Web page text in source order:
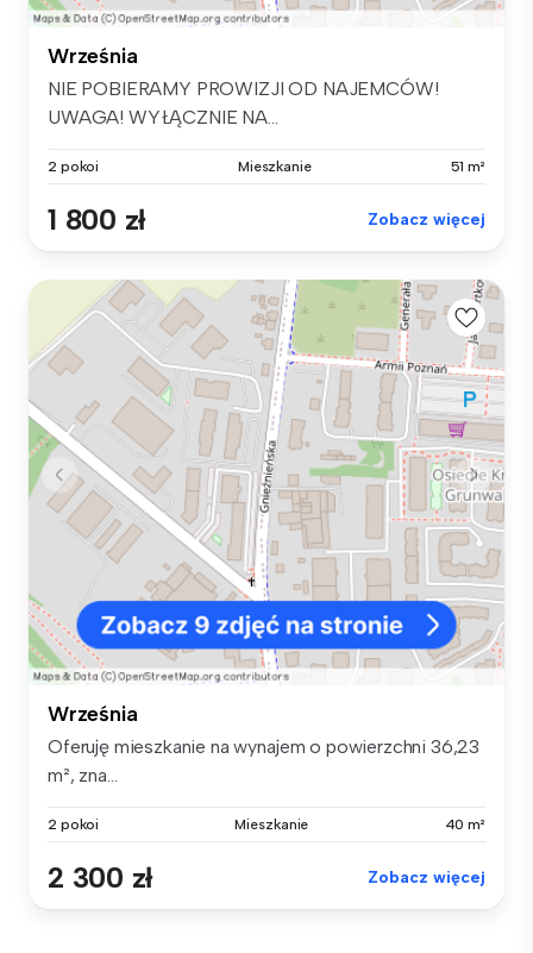
Września
NIE POBIERAMY PROWIZJI OD NAJEMCÓW!
UWAGA! WYŁĄCZNIE NA...
2 pokoi Mieszkanie 51 m²
1 800 zł Zobacz więcej
Września
Oferuję mieszkanie na wynajem o powierzchni 36,23
m², zna...
2 pokoi Mieszkanie 40 m²
2 300 zł Zobacz więcej